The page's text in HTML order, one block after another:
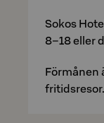
Sokos
8–18 eller
Förmånen